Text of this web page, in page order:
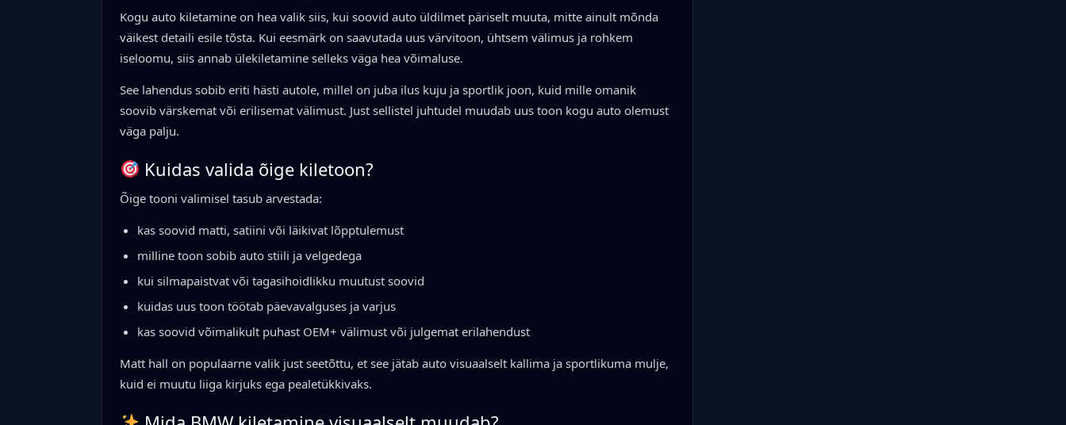
Kogu auto kiletamine on hea valik siis, kui soovid auto üldilmet päriselt muuta, mitte ainult mõnda
väikest detaili esile tõsta. Kui eesmärk on saavutada uus värvitoon, ühtsem välimus ja rohkem
iseloomu, siis annab ülekiletamine selleks väga hea võimaluse.
See lahendus sobib eriti hästi autole, millel on juba ilus kuju ja sportlik joon, kuid mille omanik
soovib värskemat või erilisemat välimust. Just sellistel juhtudel muudab uus toon kogu auto olemust
väga palju.
Kuidas valida õige kiletoon?
Õige tooni valimisel tasub arvestada:
kas soovid matti, satiini või läikivat lõpptulemust
milline toon sobib auto stiili ja velgedega
kui silmapaistvat või tagasihoidlikku muutust soovid
kuidas uus toon töötab päevavalguses ja varjus
kas soovid võimalikult puhast OEM+ välimust või julgemat erilahendust
Matt hall on populaarne valik just seetõttu, et see jätab auto visuaalselt kallima ja sportlikuma mulje,
kuid ei muutu liiga kirjuks ega pealetükkivaks.